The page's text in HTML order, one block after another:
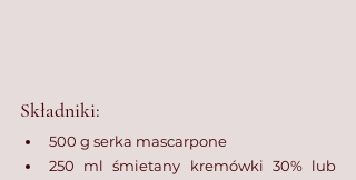
Składniki:
500 g serka mascarpone
250 ml śmietany kremówki 30% lub